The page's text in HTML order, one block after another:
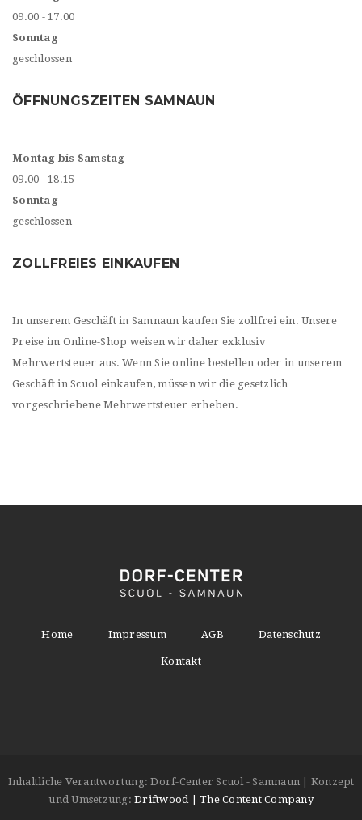
09.00 - 17.00
Sonntag
geschlossen
ÖFFNUNGSZEITEN SAMNAUN
Montag bis Samstag
09.00 - 18.15
Sonntag
geschlossen
ZOLLFREIES EINKAUFEN
In unserem Geschäft in Samnaun kaufen Sie zollfrei ein. Unsere
Preise im Online-Shop weisen wir daher exklusiv
Mehrwertsteuer aus. Wenn Sie online bestellen oder in unserem
Geschäft in Scuol einkaufen, müssen wir die gesetzlich
vorgeschriebene Mehrwertsteuer erheben.
Home Impressum AGB Datenschutz
Kontakt
Inhaltliche Verantwortung: Dorf-Center Scuol - Samnaun | Konzept
und Umsetzung: Driftwood | The Content Company